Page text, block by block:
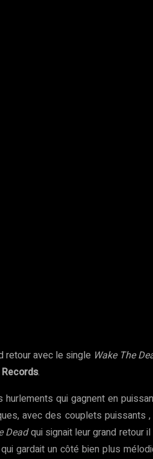
retour avec le single Wake The
.
qui gagnent en
avec des couplets
Deadqui signait leur grand retour il
gardait un côté bien plus